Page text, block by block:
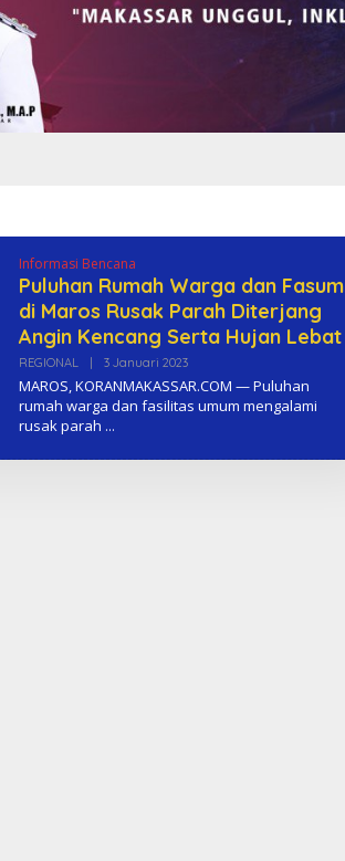
Informasi Bencana
Puluhan Rumah Warga dan Fasum
di Maros Rusak Parah Diterjang
Angin Kencang Serta Hujan Lebat
REGIONAL 3 Januari 2023O
L
E
H
M
MAROS, KORANMAKASSAR.COM — Puluhan
rumah warga dan fasilitas umum mengalami
rusak parah